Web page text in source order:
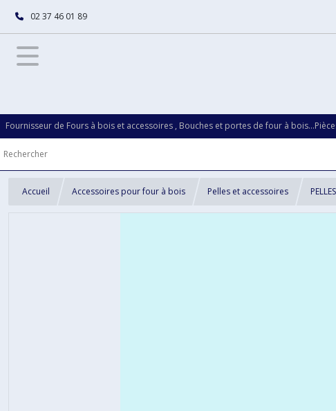
02 37 46 01 89
Fournisseur de Fours à bois et accessoires , Bouches et portes de four à
Accueil Accessoires pour four à bois Pelles et accessoires